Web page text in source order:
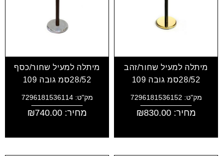
מיתלה למעיל שחור/זהב
28/52סמ גובה 109
מק"ט: 7296181536152
מחיר: ₪830.00
מיתלה למעיל שחור/כסף
28/52סמ גובה 109
מק"ט: 7296181536114
מחיר: ₪740.00